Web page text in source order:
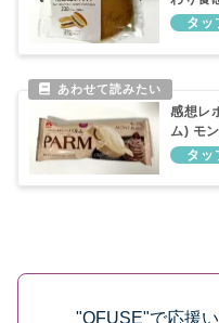
感想レ
ム) モ
"OFUSE"で応援